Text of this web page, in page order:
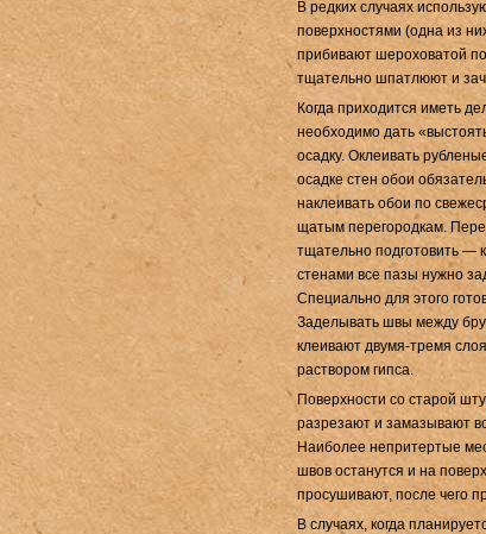
В редких случаях
поверхностями (одна из
прибива­ют шероховатой
тщательно шпатлюют и
Когда приходится иметь
необходимо дать
осадку. Ок­леивать
осадке стен обои
наклеивать обои по
щатым перегородкам.
тщательно подготовить —
стенами все пазы нужно
Специально для этого
Заделывать швы между
клеивают двумя-тремя
раствором гипса.
Поверхности со старой
разрезают и замазывают
Наиболее непритертые
швов останутся и на
просушивают, после чего
В случаях, когда